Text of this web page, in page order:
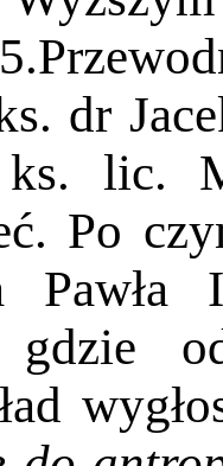
dr
ks. lic.
Po
Pawła
gdzie